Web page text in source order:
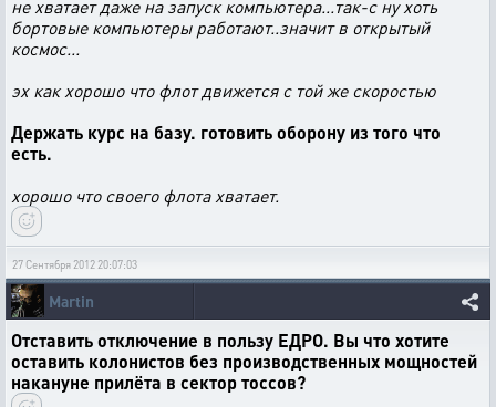
не хватает даже на запуск компьютера...так-с ну хоть
бортовые компьютеры работают..значит в открытый
космос...
эх как хорошо что флот движется с той же скоростью
Держать курс на базу. готовить оборону из того что
есть.
хорошо что своего флота хватает.
27 Сентября 2012 20:07:03
Martin
Отставить отключение в пользу ЕДРО. Вы что хотите
оставить колонистов без производственных мощностей
накануне прилёта в сектор тоссов?